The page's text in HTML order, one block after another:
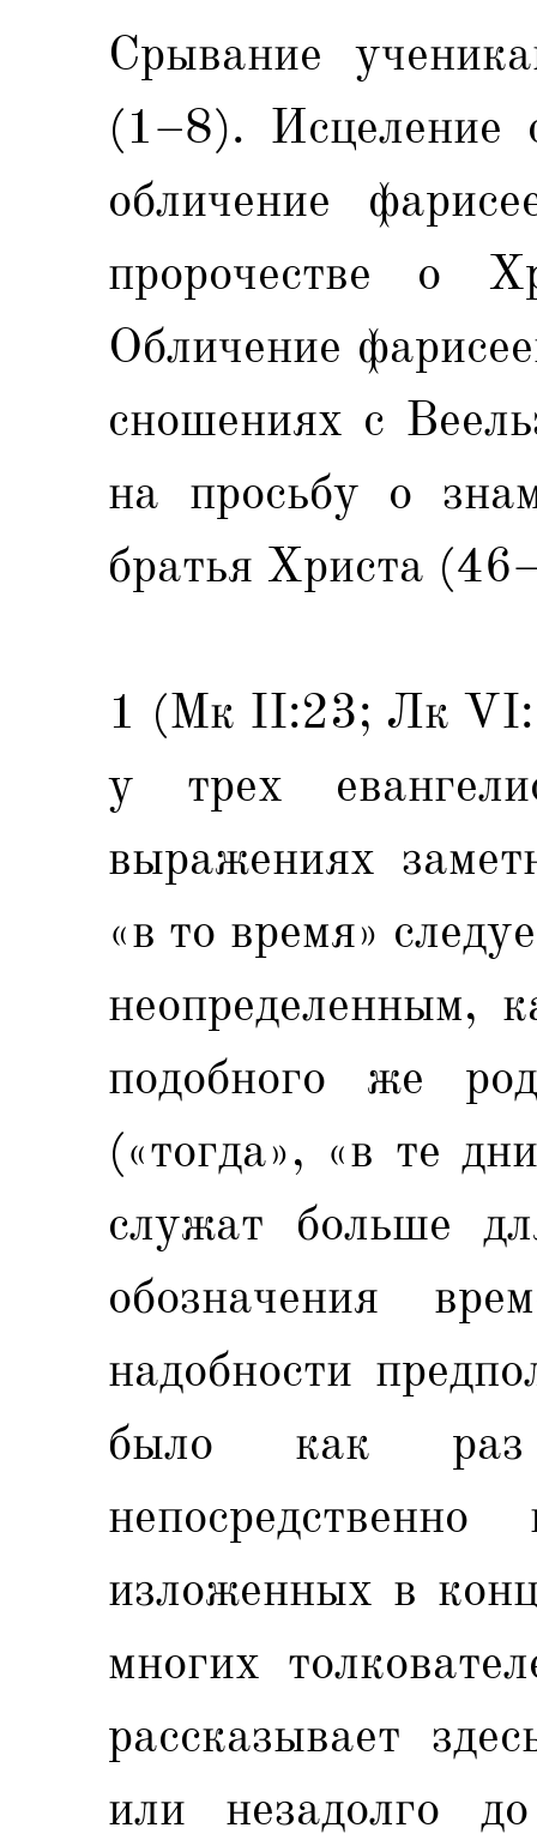
Срывание
(1–8). Исцеление
обличение
пророчестве о
Обличение
сношениях с
на просьбу о
братья Христа
1 (Мк II:23; Лк
у трех
выражениях
«в то время»
неопределенным,
подобного же
(«тогда», «в те
служат больше
обозначения
надобности
было как
изложенных в
многих
рассказывает
или незадолго